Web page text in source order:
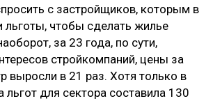
с застройщиков, которым в
льготы, чтобы сделать жилье
за 23 года, по сути,
стройкомпаний, цены за
выросли в 21 раз. Хотя только в
льгот для сектора составила 130